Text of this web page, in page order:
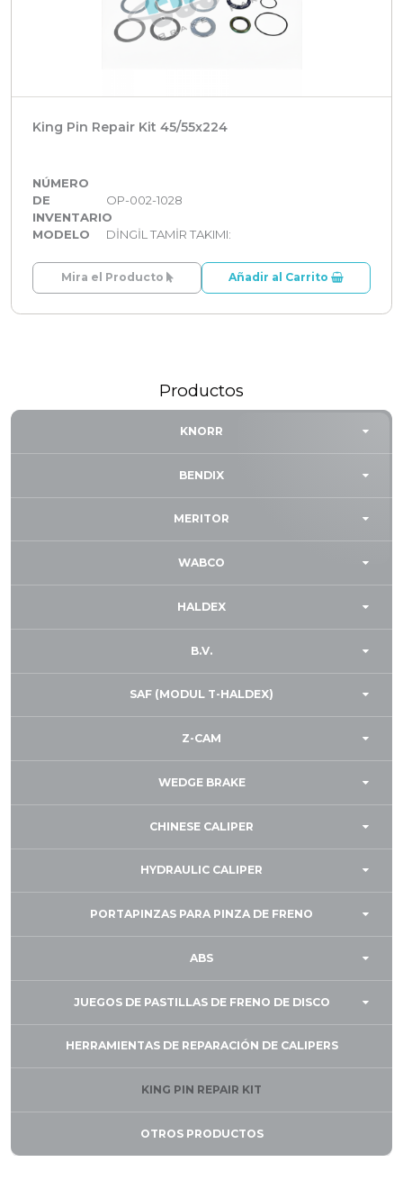
King Pin Repair Kit 45/55x224
NÚMERO
DE
INVENTARIO
OP-002-1028
MODELO DİNGİL TAMİR TAKIMI:
Mira el Producto Añadir al Carrito
Productos
KNORR
BENDIX
MERITOR
WABCO
HALDEX
B.V.
SAF (MODUL T-HALDEX)
Z-CAM
WEDGE BRAKE
CHINESE CALIPER
HYDRAULIC CALIPER
PORTAPINZAS PARA PINZA DE FRENO
ABS
JUEGOS DE PASTILLAS DE FRENO DE DISCO
HERRAMIENTAS DE REPARACIÓN DE CALIPERS
KING PIN REPAIR KIT
OTROS PRODUCTOS